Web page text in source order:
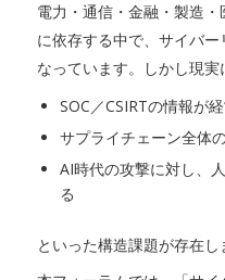
電力・通信・金融・製造
に依存する中で、サイバー
なっています。しかし現実
SOC／CSIRTの情報が
サプライチェーン全体
AI時代の攻撃に対し、
る
といった構造課題が存在し